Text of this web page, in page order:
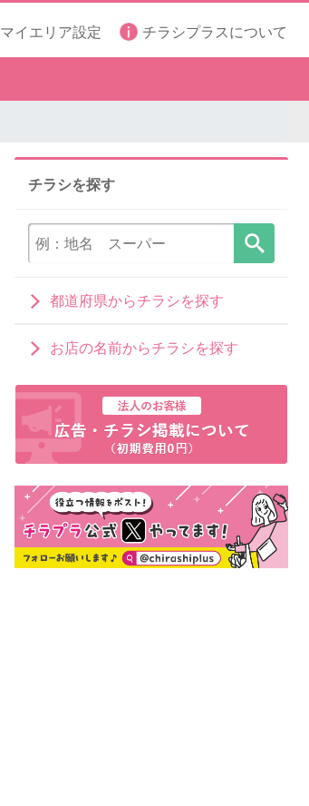
マイエリア設定 チラシプラスについて
チラシを探す
都道府県からチラシを探す
お店の名前からチラシを探す